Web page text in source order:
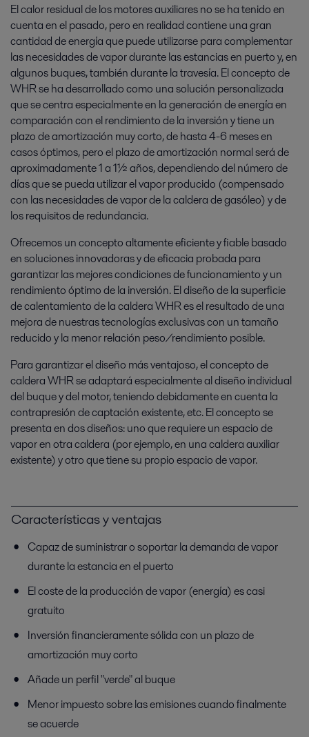
El calor residual de los motores auxiliares no se ha tenido en
cuenta en el pasado, pero en realidad contiene una gran
cantidad de energía que puede utilizarse para complementar
las necesidades de vapor durante las estancias en puerto y, en
algunos buques, también durante la travesía. El concepto de
WHR se ha desarrollado como una solución personalizada
que se centra especialmente en la generación de energía en
comparación con el rendimiento de la inversión y tiene un
plazo de amortización muy corto, de hasta 4-6 meses en
casos óptimos, pero el plazo de amortización normal será de
aproximadamente 1 a 1½ años, dependiendo del número de
días que se pueda utilizar el vapor producido (compensado
con las necesidades de vapor de la caldera de gasóleo) y de
los requisitos de redundancia.
Ofrecemos un concepto altamente eficiente y fiable basado
en soluciones innovadoras y de eficacia probada para
garantizar las mejores condiciones de funcionamiento y un
rendimiento óptimo de la inversión. El diseño de la superficie
de calentamiento de la caldera WHR es el resultado de una
mejora de nuestras tecnologías exclusivas con un tamaño
reducido y la menor relación peso/rendimiento posible.
Para garantizar el diseño más ventajoso, el concepto de
caldera WHR se adaptará especialmente al diseño individual
del buque y del motor, teniendo debidamente en cuenta la
contrapresión de captación existente, etc. El concepto se
presenta en dos diseños: uno que requiere un espacio de
vapor en otra caldera (por ejemplo, en una caldera auxiliar
existente) y otro que tiene su propio espacio de vapor.
Características y ventajas
Capaz de suministrar o soportar la demanda de vapor
durante la estancia en el puerto
El coste de la producción de vapor (energía) es casi
gratuito
Inversión financieramente sólida con un plazo de
amortización muy corto
Añade un perfil "verde" al buque
Menor impuesto sobre las emisiones cuando finalmente
se acuerde